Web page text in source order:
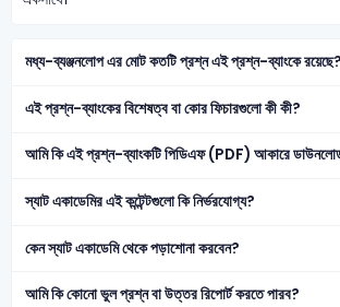
মধ্য-ব্যঞ্জনলোপ এর মোট কতটি প্রশ্ন এই প্রশ্ন-ব্যাংকে রয়েছে?
এই প্রশ্ন-ব্যাংকের বিশেষত্ব বা কোর ফিচারগুলো কী কী?
আমি কি এই প্রশ্ন-ব্যাংকটি পিডিএফ (PDF) আকারে
স্যাট একাডেমির এই কন্টেন্টগুলো কি নির্ভরযোগ্য?
কেন স্যাট একাডেমি থেকে পড়াশোনা করবেন?
আমি কি কোনো ভুল প্রশ্ন বা উত্তর রিপোর্ট করতে পারব?